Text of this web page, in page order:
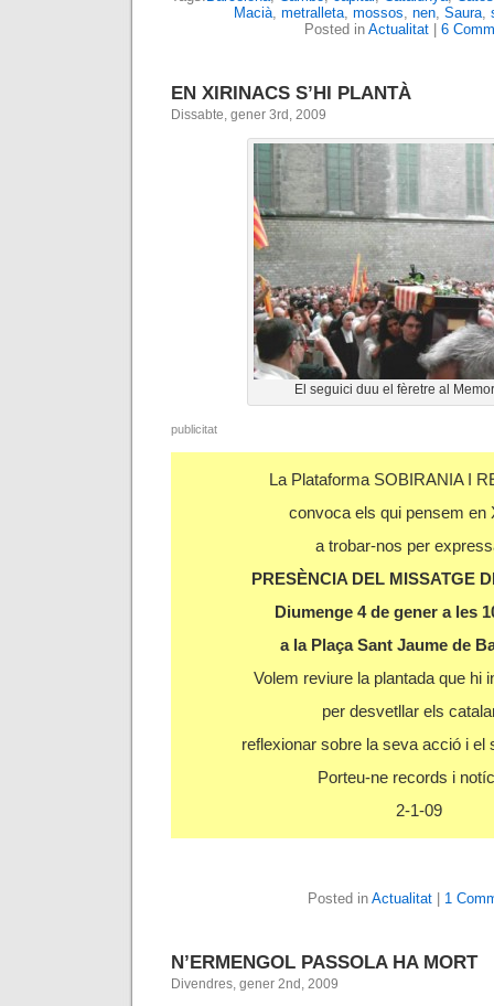
Macià, metralleta, mossos, nen, Saura,
Posted in Actualitat| 6
EN XIRINACS S’HI PLANTÀ
Dissabte, gener 3rd, 2009
El seguici duu el fèretre al
publicitat
La Plataforma SOBIRANIA I
convoca els qui pensem en
a trobar-nos per
PRESÈNCIA DEL MISSATGE
Diumenge 4 de gener a les
a la Plaça Sant Jaume de
Volem reviure la plantada que hi
per desvetllar els
reflexionar sobre la seva acció i el
Porteu-ne records i
2-1-09
Posted in Actualitat 1
N’ERMENGOL PASSOLA HA MORT
Divendres, gener 2nd, 2009